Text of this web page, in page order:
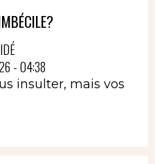
- 04:38
insulter, mais vos